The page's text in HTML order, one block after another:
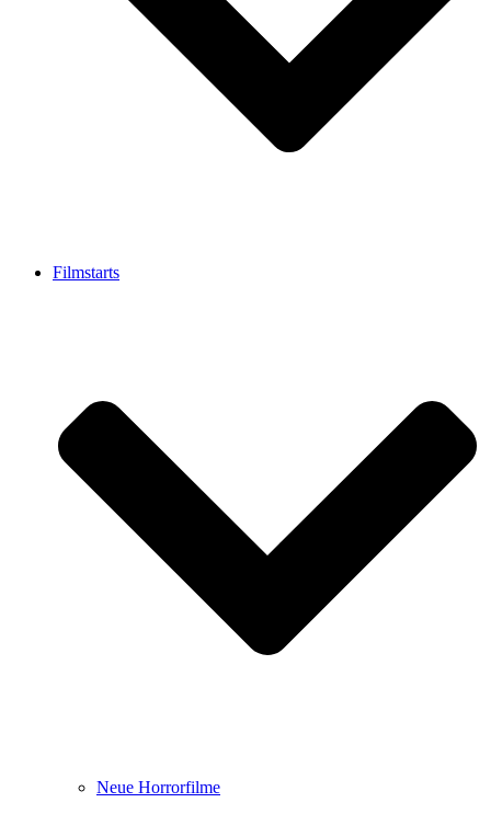
Filmstarts
Neue Horrorfilme